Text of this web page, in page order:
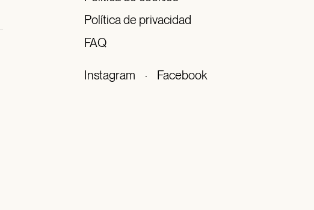
Política de privacidad
FAQ
Instagram · Facebook